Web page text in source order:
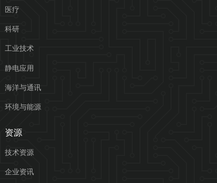
医疗
科研
工业技术
静电应用
海洋与通讯
环境与能源
资源
技术资源
企业资讯